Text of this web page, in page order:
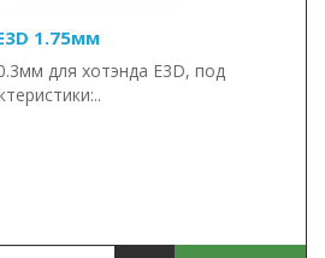
1.75мм
для хотэнда E3D, под